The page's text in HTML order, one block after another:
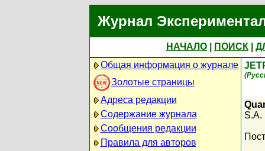
Журнал
НАЧАЛО ПОИСК
Общая информация о журнале
Золотые страницы
Адреса редакции
Содержание журнала
Сообщения редакции
Правила для авторов
S.A.